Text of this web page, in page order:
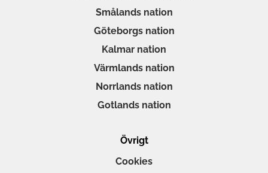
Smålands nation
Göteborgs nation
Kalmar nation
Värmlands nation
Norrlands nation
Gotlands nation
Övrigt
Cookies